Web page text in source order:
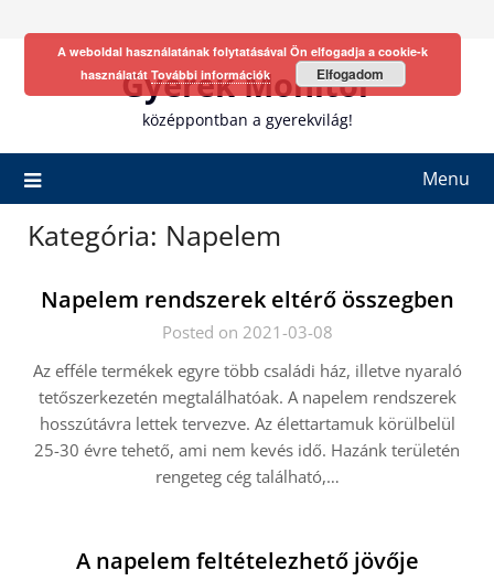
Gyerek Monitor
középpontban a gyerekvilág!
Menu
Kategória: Napelem
Napelem rendszerek eltérő összegben
Posted on 2021-03-08
Az efféle termékek egyre több családi ház, illetve nyaraló
tetőszerkezetén megtalálhatóak. A napelem rendszerek
hosszútávra lettek tervezve. Az élettartamuk körülbelül
25-30 évre tehető, ami nem kevés idő. Hazánk területén
rengeteg cég található,…
A napelem feltételezhető jövője
A weboldal használatának folytatásával Ön elfogadja a cookie-k
használatát További információk Elfogadom